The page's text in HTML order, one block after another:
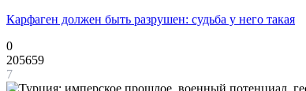
Карфаген должен быть разрушен: судьба у него такая
0
205659
7